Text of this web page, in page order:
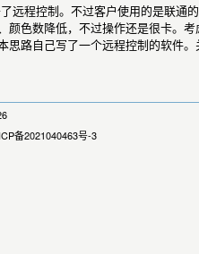
程控制。不过客户使用的是联通的
色数降低，不过操作还是很卡。
路自己写了一个远程控制的软件
备2021040463号-3